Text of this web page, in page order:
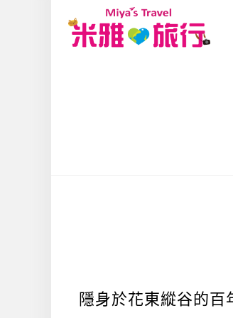
隱身於花東縱谷的